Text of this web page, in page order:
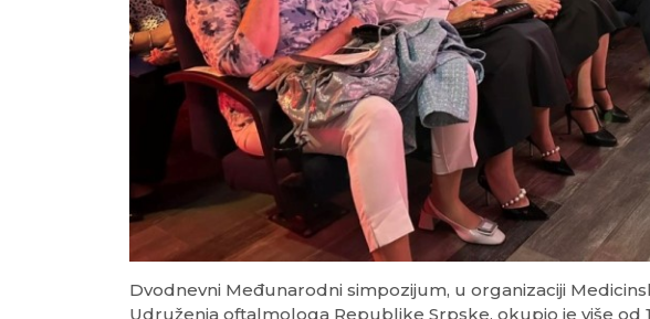
Dvodnevni Međunarodni simpozijum, u organizaciji
Udruženja oftalmologa Republike Srpske, okupio je više od